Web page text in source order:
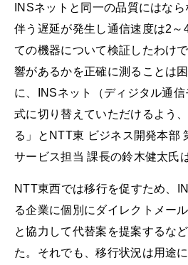
INSネットと同一の品質にはな
伴う遅延が発生し通信速度は2
ての機器について検証したわけ
響があるかを正確に測ることは
に、INSネット（ディジタル通
式に切り替えていただけるよう
る」とNTT東 ビジネス開発本部
サービス担当 課長の鈴木健太氏
NTT東西では移行を促すため、
る企業に個別にダイレクトメー
と協力して代替案を提案するな
た。それでも、移行状況は用途